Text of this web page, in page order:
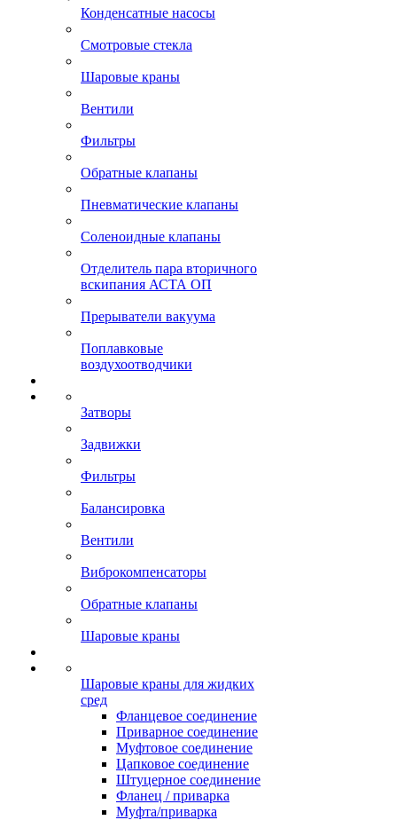
Конденсатные насосы
Смотровые стекла
Шаровые краны
Вентили
Фильтры
Обратные клапаны
Пневматические клапаны
Соленоидные клапаны
Отделитель пара вторичного
вскипания АСТА ОП
Прерыватели вакуума
Поплавковые
воздухоотводчики
Затворы
Задвижки
Фильтры
Балансировка
Вентили
Виброкомпенсаторы
Обратные клапаны
Шаровые краны
Шаровые краны для жидких
сред
Фланцевое соединение
Приварное соединение
Муфтовое соединение
Цапковое соединение
Штуцерное соединение
Фланец / приварка
Муфта/приварка